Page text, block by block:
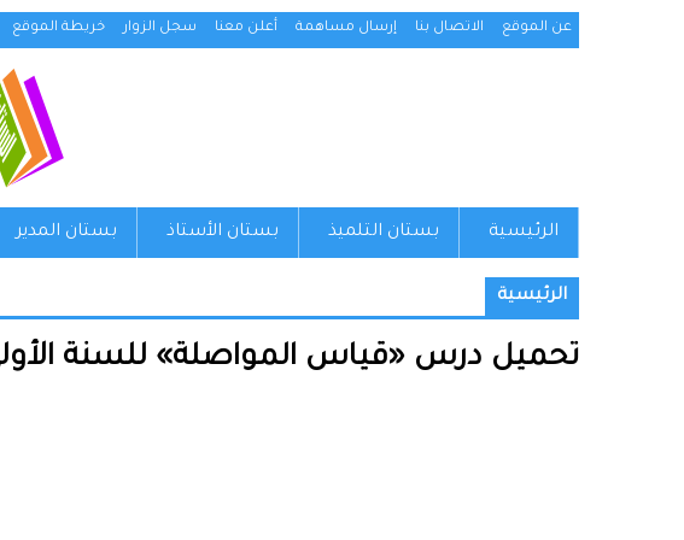
عن الموقع الاتصال بنا إرسال مساهمة أعلن معنا سجل الزوار خريطة الموقع
الرئيسية بستان التلميذ بستان الأستاذ بستان المدير
الرئيسية
تحميل درس «قياس المواصلة» للسنة الأولى